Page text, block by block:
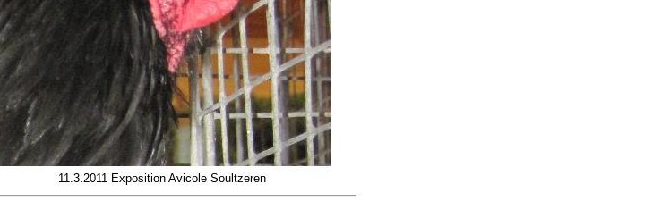
11.3.2011 Exposition Avicole Soultzeren